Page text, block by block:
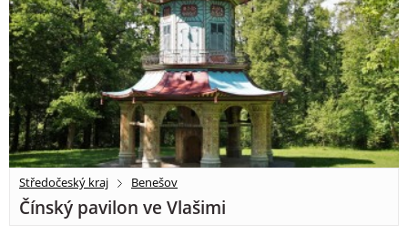
Středočeský kraj Benešov
Čínský pavilon ve Vlašimi